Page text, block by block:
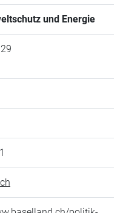
und Energie